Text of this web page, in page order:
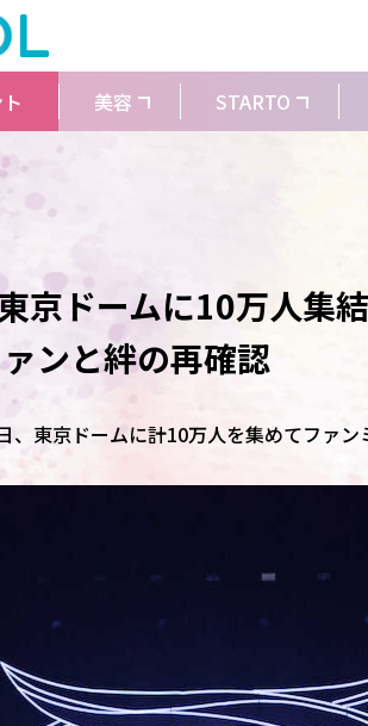
美容 STARTO
京ドームに10万人
ンと絆の再確認
、東京ドームに計10万人を集めてファン